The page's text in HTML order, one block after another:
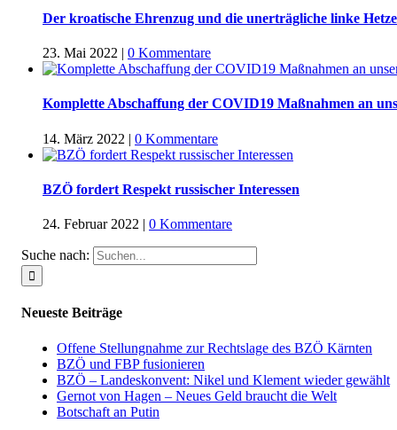
Der kroatische Ehrenzug und die unerträgliche linke Hetze
23. Mai 2022 | 0 Kommentare
Komplette Abschaffung der COVID19 Maßnahmen an
14. März 2022 | 0 Kommentare
BZÖ fordert Respekt russischer Interessen
24. Februar 2022 | 0 Kommentare
Suche nach:
Neueste Beiträge
Offene Stellungnahme zur Rechtslage des BZÖ Kärnten
BZÖ und FBP fusionieren
BZÖ – Landeskonvent: Nikel und Klement wieder gewählt
Gernot von Hagen – Neues Geld braucht die Welt
Botschaft an Putin